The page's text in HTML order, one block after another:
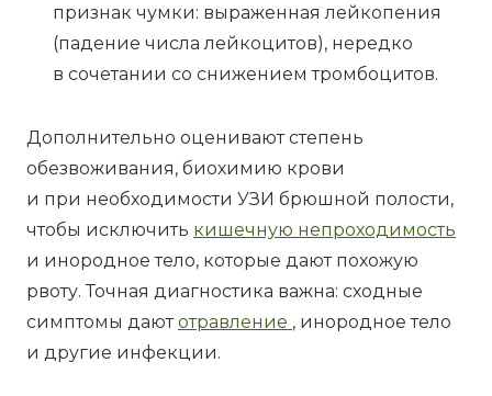
признак чумки: выраженная лейкопения
(падение числа лейкоцитов), нередко
в сочетании со снижением тромбоцитов.
Дополнительно оценивают степень
обезвоживания, биохимию крови
и при необходимости УЗИ брюшной полости,
чтобы исключить кишечную непроходимость
и инородное тело, которые дают похожую
рвоту. Точная диагностика важна: сходные
симптомы даютотравление , инородное тело
и другие инфекции.